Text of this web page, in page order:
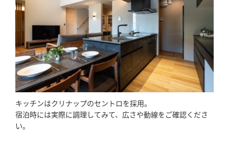
キッチンはクリナップのセントロを採用。
宿泊時には実際に調理してみて、広さや動線をご確認くださ
い。